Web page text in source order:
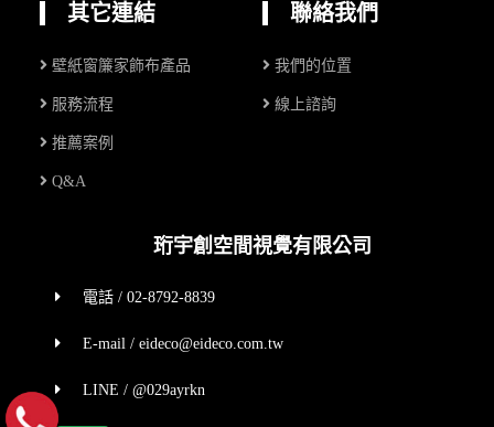
其它連結
壁紙窗簾家飾布產品
服務流程
推薦案例
Q&A
聯絡我們
我們的位置
線上諮詢
珩宇創空間視覺有限公司
電話 / 02-8792-8839
E-mail / eideco@eideco.com.tw
LINE / @029ayrkn